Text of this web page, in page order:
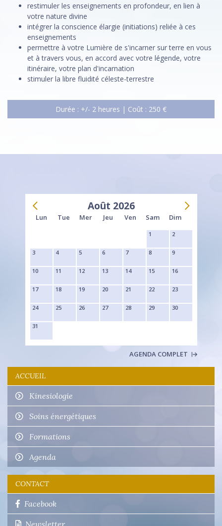
restimuler les enseignements en profondeur, en lien à
votre nature divine
intégrer la conscience élargie (initiations) reliée à ces
enseignements
permettre à votre Lumière de s'incarner sur terre en vous
et à travers vous, en accord avec votre légende, votre
itinéraire, votre plan d'incarnation
stimuler la libre fluidité céleste-terrestre
Durée : +/- 2 heures | Coût : 250 €
ACCUEIL
Kinesiologie
Soins énergétiques
Formations
Agenda
Août 2026
Lun Tue Mer Jeu Ven Sam Dim
1 2
3 4 5 6 7 8 9
10 11 12 13 14 15 16
17 18 19 20 21 22 23
24 25 26 27 28 29 30
31
AGENDA COMPLET
CONTACT
Facebook
Newsletter